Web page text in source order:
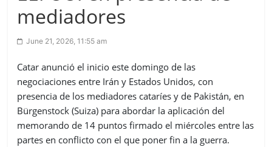
mediadores
June 21, 2026, 11:55 am
Catar anunció el inicio este domingo de las
negociaciones entre Irán y Estados Unidos, con
presencia de los mediadores cataríes y de Pakistán, en
Bürgenstock (Suiza) para abordar la aplicación del
memorando de 14 puntos firmado el miércoles entre las
partes en conflicto con el que poner fin a la guerra.